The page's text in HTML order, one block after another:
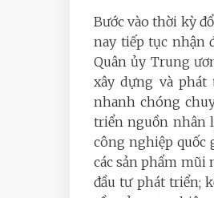
Bước vào thời kỳ
nay tiếp tục nhận
Quân ủy Trung
xây dựng và phát
nhanh chóng
triển nguồn nhân
công nghiệp quốc
các sản phẩm
đầu tư phát triển;